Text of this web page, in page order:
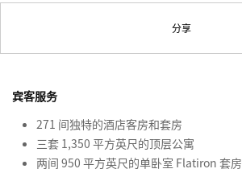
分享
宾客服务
271 间独特的酒店客房和套房
三套 1,350 平方英尺的顶层公寓
两间 950 平方英尺的单卧室 Flatiron 套房